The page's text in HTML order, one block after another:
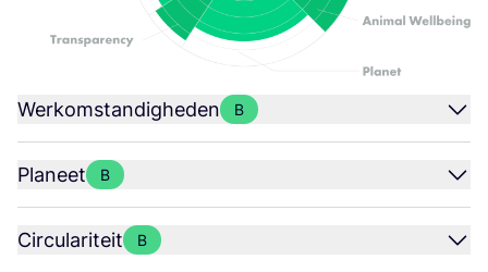
Werkomstandigheden B
Planeet B
Circulariteit B